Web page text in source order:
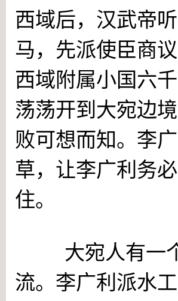
西域后，汉武帝
马，先派使臣商
西域附属小国六
荡荡开到大宛边
败可想而知。李
草，让李广利务
住。
大宛人有一个
流。李广利派水